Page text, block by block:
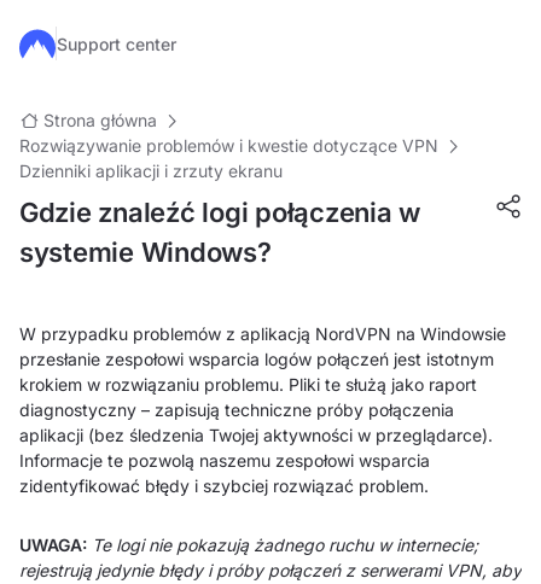
Przejdź do głównej treści
Support center
Strona główna
Rozwiązywanie problemów i kwestie dotyczące VPN
Dzienniki aplikacji i zrzuty ekranu
Gdzie znaleźć logi połączenia w
systemie Windows?
W przypadku problemów z aplikacją NordVPN na Windowsie
przesłanie zespołowi wsparcia logów połączeń jest istotnym
krokiem w rozwiązaniu problemu. Pliki te służą jako raport
diagnostyczny – zapisują techniczne próby połączenia
aplikacji (bez śledzenia Twojej aktywności w przeglądarce).
Informacje te pozwolą naszemu zespołowi wsparcia
zidentyfikować błędy i szybciej rozwiązać problem.
UWAGA: Te logi nie pokazują żadnego ruchu w internecie;
rejestrują jedynie błędy i próby połączeń z serwerami VPN, aby